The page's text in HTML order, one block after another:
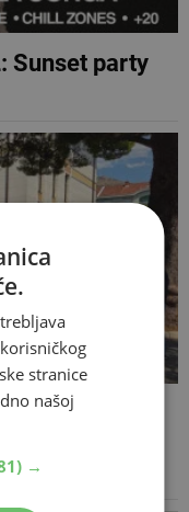
Sunset party
JP
stranice
našoj
→